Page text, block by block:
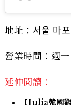
地址：서울 마
營業時間：週
延伸閱讀：
【Julia韓國